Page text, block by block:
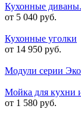
Кухонные
от 5 040 руб.
Кухонные уголки
от 14 950 руб.
Модули серии
Мойка для кухни
от 1 580 руб.